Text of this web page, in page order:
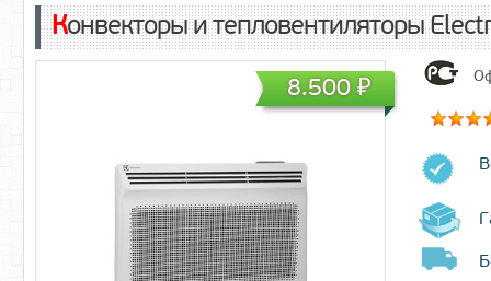
Конвекторы и тепловентиляторы
8.500₽